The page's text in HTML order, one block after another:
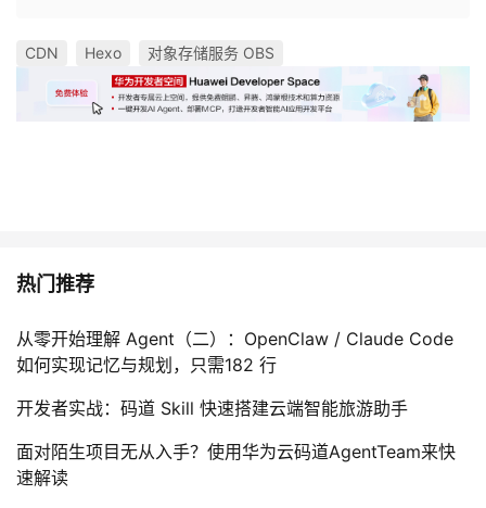
CDN Hexo 对象存储服务 OBS
热门推荐
从零开始理解 Agent（二）：OpenClaw / Claude Code
如何实现记忆与规划，只需182 行
开发者实战：码道 Skill 快速搭建云端智能旅游助手
面对陌生项目无从入手？使用华为云码道AgentTeam来快
速解读